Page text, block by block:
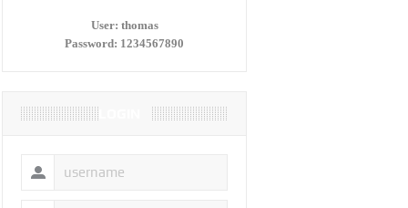
User: thomas
Password: 1234567890